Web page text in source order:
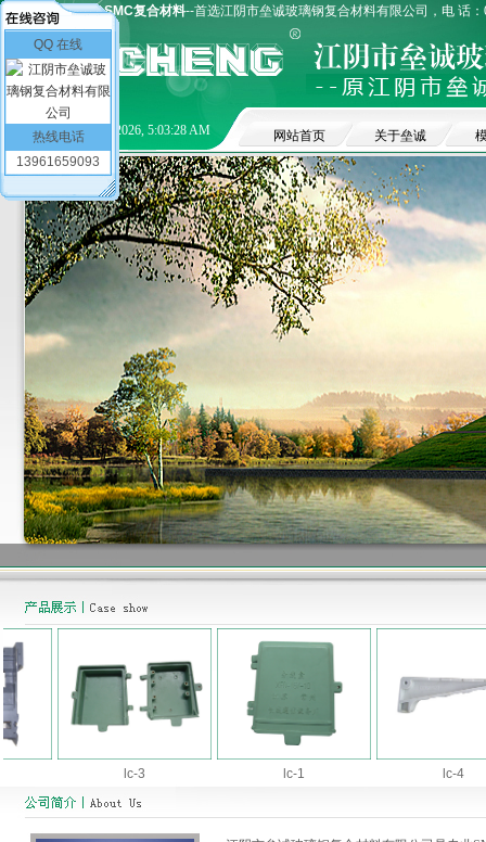
QQ 在线
热线电话
13961659093
玻璃钢模压模具 SMC复合材料--首选江阴市垒诚玻璃钢复合材料有限公司，电 话
8/6/2026, 5:03:28 AM 网站首页 关于垒诚